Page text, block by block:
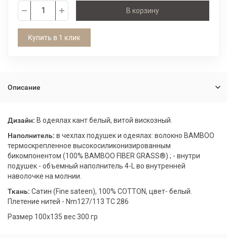
В корзину
Купить в 1 клик
Описание
Дизайн: В одеялах кант белый, витой вискозный.
Наполнитель: в чехлах подушек и одеялах: волокно BAMBOO
термоскрепленное высокосиликонизированным
бикомпонентом (100% BAMBOO FIBER GRASS®) ; - внутри
подушек - объемный наполнитель 4-L во внутренней
наволочке на молнии.
Ткань: Сатин (Fine sateen), 100% COTТON, цвет- белый.
Плетение нитей - Nm127/113 TC 286
Размер 100х135 вес 300 гр